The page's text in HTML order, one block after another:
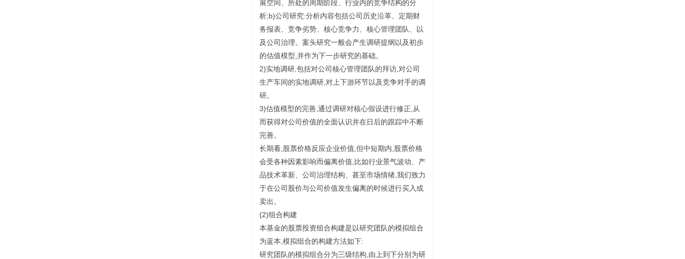
展空间、所处的周期阶段、行业内的竞争结构的分
析;b)公司研究:分析内容包括公司历史沿革、定期财
务报表、竞争劣势、核心竞争力、核心管理团队、以
及公司治理。案头研究一般会产生调研提纲以及初步
的估值模型,并作为下一步研究的基础。
2)实地调研,包括对公司核心管理团队的拜访,对公司
生产车间的实地调研,对上下游环节以及竞争对手的调
研。
3)估值模型的完善,通过调研对核心假设进行修正,从
而获得对公司价值的全面认识并在日后的跟踪中不断
完善。
长期看,股票价格反应企业价值,但中短期内,股票价格
会受各种因素影响而偏离价值,比如行业景气波动、产
品技术革新、公司治理结构、甚至市场情绪,我们致力
于在公司股价与公司价值发生偏离的时候进行买入或
卖出。
(2)组合构建
本基金的股票投资组合构建是以研究团队的模拟组合
为蓝本,模拟组合的构建方法如下:
研究团队的模拟组合分为三级结构,由上到下分别为研